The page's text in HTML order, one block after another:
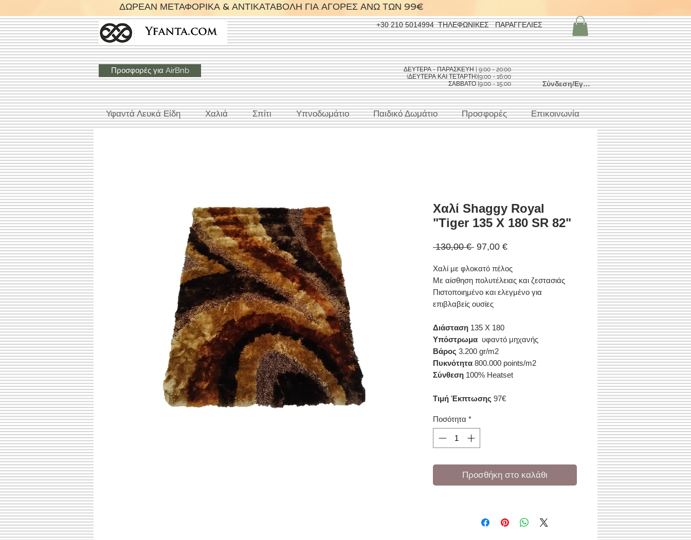
ΔΩΡΕΑΝ ΜΕΤΑΦΟΡΙΚΑ & ΑΝΤΙΚΑΤΑΒΟΛΗ ΓΙΑ ΑΓΟΡΕΣ ΑΝΩ ΤΩΝ 99€
+30 210 5014994 ΤΗΛΕΦΩΝΙΚΕΣ ΠΑΡΑΓΓΕΛΙΕΣ
Προσφορές για AirBnb
ΔΕΥΤΕΡΑ - ΠΑΡΑΣΚΕΥΗ | 9:00 - 20:00
(ΔΕΥΤΕΡΑ ΚΑΙ ΤΕΤΑΡΤΗ)|9:00 - 16:00
ΣΑΒΒΑΤΟ |9:00 - 15:00
Σύνδεση/Εγγραφή
Υφαντά Λευκά Είδη Χαλιά Σπίτι Υπνοδωμάτιο Παιδικό Δωμάτιο Προσφορές Επικοινωνία
Χαλί Shaggy Royal
"Tiger 135 X 180 SR 82"
130,00 € Κανονική
97,00 €Τιμή
Χαλί με φλοκατό πέλος
Με αίσθηση πολυτέλειας και ζεστασιάς
Πιστοποιημένο και ελεγμένο για
επιβλαβείς ουσίες
Διάσταση 135 Χ 180
Υπόστρωμα υφαντό μηχανής
Βάρος 3.200 gr/m2
Πυκνότητα 800.000 points/m2
Σύνθεση 100% Heatset
Τιμή Έκπτωσης 97€
Ποσότητα *
Προσθήκη στο καλάθι